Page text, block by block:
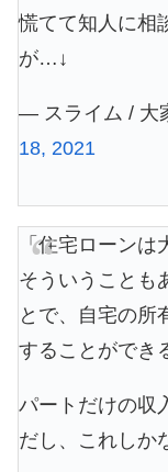
慌てて知人に相
が…↓
— スライム / 大
18, 2021
「住宅ローンは
そういうことも
とで、自宅の所
することができ
パートだけの収
だし、これしか